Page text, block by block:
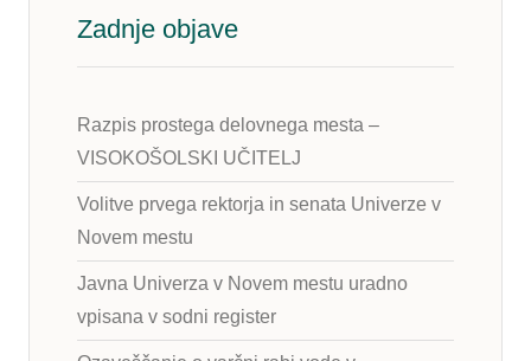
Zadnje objave
Razpis prostega delovnega mesta –
VISOKOŠOLSKI UČITELJ
Volitve prvega rektorja in senata Univerze v
Novem mestu
Javna Univerza v Novem mestu uradno
vpisana v sodni register